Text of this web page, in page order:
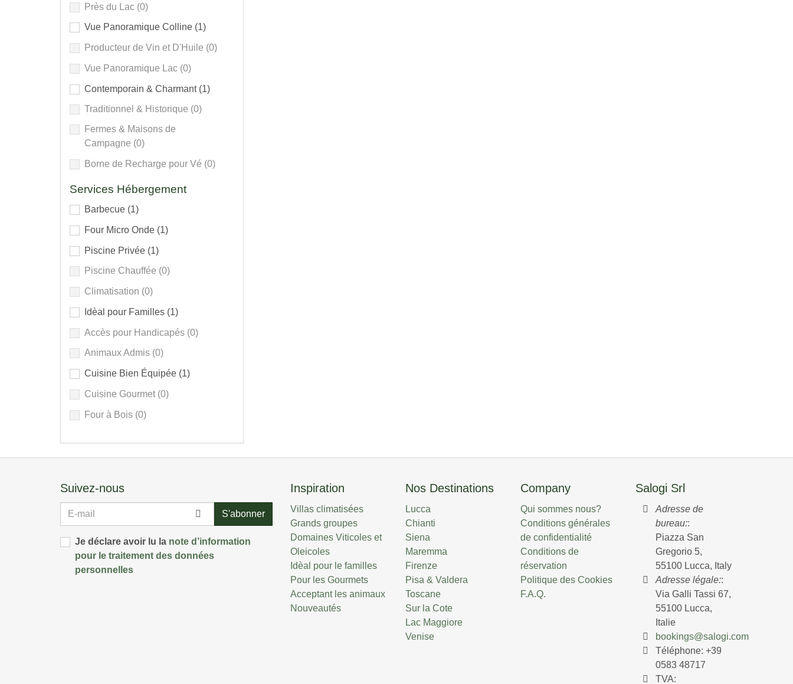
Près du Lac (0)
Vue Panoramique Colline (1)
Producteur de Vin et D'Huile (0)
Vue Panoramique Lac (0)
Contemporain & Charmant (1)
Traditionnel & Historique (0)
Fermes & Maisons de
Campagne (0)
Borne de Recharge pour Vé (0)
Services Hébergement
Barbecue (1)
Four Micro Onde (1)
Piscine Privée (1)
Piscine Chauffée (0)
Climatisation (0)
Idèal pour Familles (1)
Accès pour Handicapés (0)
Animaux Admis (0)
Cuisine Bien Équipée (1)
Cuisine Gourmet (0)
Four à Bois (0)
Suivez-nous
E-
S'abonner
Je déclare avoir lu la note d’information
pour le traitement des données
personnelles
Inspiration
Villas climatisées
Grands groupes
Domaines Viticoles et
Oleicoles
Idèal pour le familles
Pour les Gourmets
Acceptant les animaux
Nouveautés
Nos Destinations
Lucca
Chianti
Siena
Maremma
Firenze
Pisa & Valdera
Toscane
Sur la Cote
Lac Maggiore
Venise
Company
Qui sommes nous?
Conditions générales
de confidentialité
Conditions de
réservation
Politique des Cookies
F.A.Q.
Salogi Srl
Adresse de
bureau::
Piazza San
Gregorio 5,
55100 Lucca, Italy
Adresse légale::
Via Galli Tassi 67,
55100 Lucca,
Italie
bookings@salogi.com
Téléphone:+39
0583 48717
TVA: